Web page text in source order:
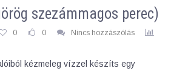
szezámmagos perec)
0 0
Nincs hozzászólás
kézmeleg vízzel készíts egy